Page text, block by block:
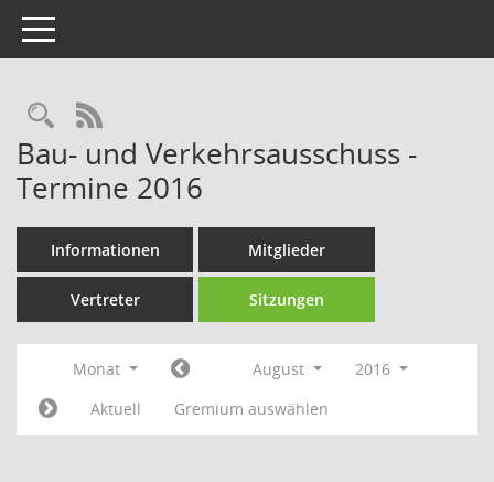
Toggle navigation
Rechercheauswahl
RSS-Feed
Bau- und Verkehrsausschuss -
Termine 2016
Informationen Mitglieder
Vertreter Sitzungen
Monat August
2016
Aktuell
Gremium auswählen